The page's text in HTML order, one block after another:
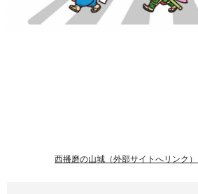
西播磨の山城（外部サイトへリンク